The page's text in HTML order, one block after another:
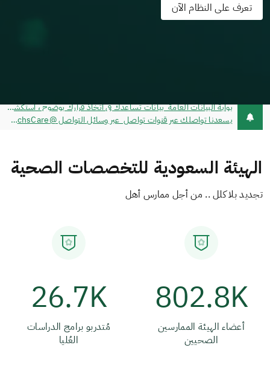
تعرف على النظام الآن
الهيئة السعودية للتخصصات الصحية
تجديد بلا كلل .. من أجل ممارس أهل
802.8K
أعضاء الهيئة الممارسين
الصحيين
26.7K
مُتدربو برامج الدراسات
العُليا